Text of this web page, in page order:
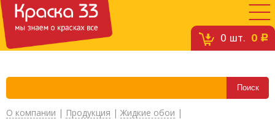
0 шт. 0 c
О компании | Продукция | Жидкие обои |